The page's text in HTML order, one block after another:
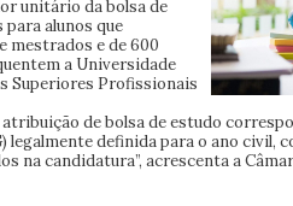
unitário da bolsa de
para alunos que
mestrados e de 600
a Universidade
Superiores Profissionais
atribuição de bolsa de estudo
legalmente definida para o ano civil,
na candidatura”, acrescenta a